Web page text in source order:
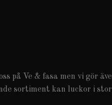
på Ve & fasa men vi gör
sortiment kan luckor i